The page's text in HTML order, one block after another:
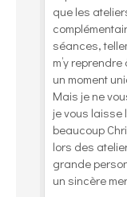
que les
séances,
m’y
un moment
Mais je ne
je vous laisse
beaucoup
lors des
grande
un sincère